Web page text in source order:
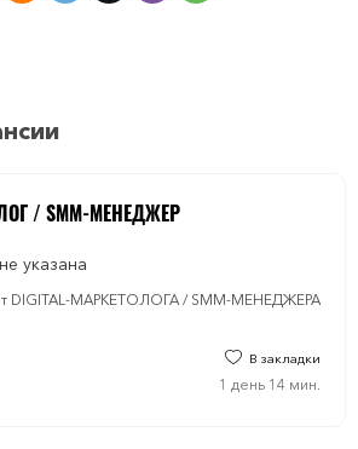
/ SMM-МЕНЕДЖЕР
указана
DIGITAL-МАРКЕТОЛОГА / SMM-МЕНЕДЖЕРА
В закладки
1 день 14 мин.